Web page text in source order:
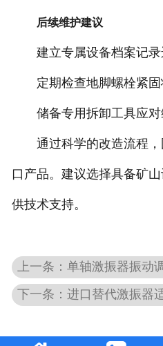
后续维护建议
建立专属设备档案记录
定期检查地脚螺栓紧固
储备专用拆卸工具应对
通过科学的改造流程，
口产品。建议选择具备矿
供技术支持。